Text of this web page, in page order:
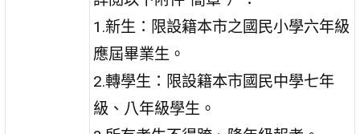
1.新生：限設籍本市之國民小學六年級
應屆畢業生。
2.轉學生：限設籍本市國民中學七年
級、八年級學生。